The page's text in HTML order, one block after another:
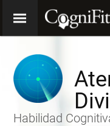
Habilidad